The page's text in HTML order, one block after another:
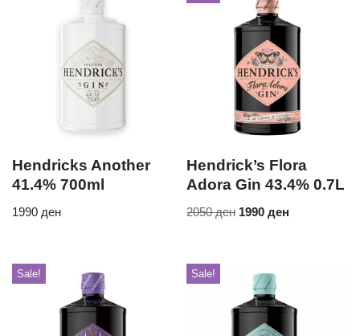
Hendricks Another
41.4% 700ml
1990 ден
Hendrick’s Flora
Adora Gin 43.4% 0.7L
2050ден 1990ден
Sale! Sale!